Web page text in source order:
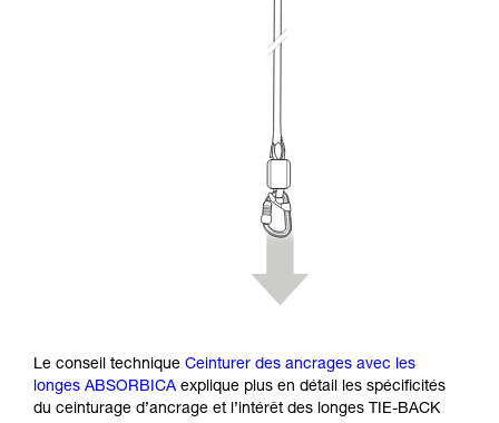
Le conseil technique Ceinturer des ancrages avec les
longes ABSORBICA explique plus en détail les spécificités
du ceinturage d’ancrage et l’intérêt des longes TIE-BACK